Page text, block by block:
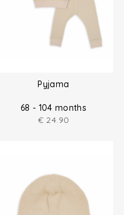
Pyjama
68 - 104 months
€ 24.90